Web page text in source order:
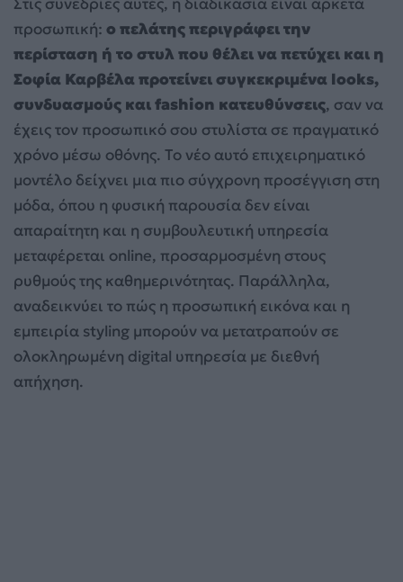
προσωπική: ο πελάτης περιγράφει την
περίσταση ή το στυλ που θέλει να πετύχει και η
Σοφία Καρβέλα προτείνει συγκεκριμένα looks,
συνδυασμούς και fashion κατευθύνσεις, σαν να
έχεις τον προσωπικό σου στυλίστα σε πραγματικό
χρόνο μέσω οθόνης. Το νέο αυτό επιχειρηματικό
μοντέλο δείχνει μια πιο σύγχρονη προσέγγιση στη
μόδα, όπου η φυσική παρουσία δεν είναι
απαραίτητη και η συμβουλευτική υπηρεσία
μεταφέρεται online, προσαρμοσμένη στους
ρυθμούς της καθημερινότητας. Παράλληλα,
αναδεικνύει το πώς η προσωπική εικόνα και η
εμπειρία styling μπορούν να μετατραπούν σε
ολοκληρωμένη digital υπηρεσία με διεθνή
απήχηση.